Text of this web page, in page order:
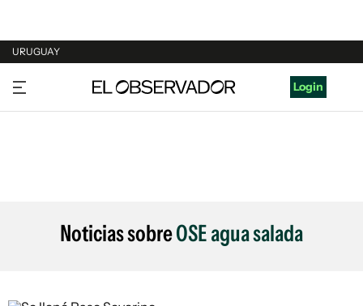
URUGUAY
URUGUAY
ARGENTINA
Login
Noticias sobreOSE agua salada